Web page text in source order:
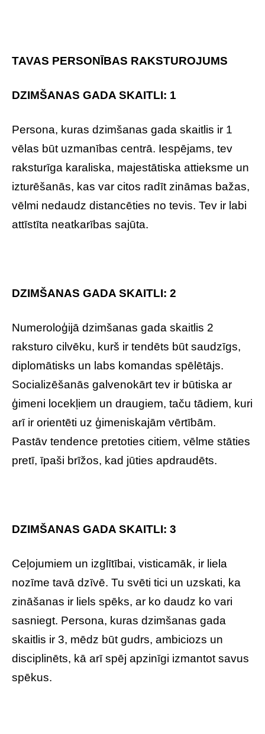
TAVAS PERSONĪBAS RAKSTUROJUMS
DZIMŠANAS GADA SKAITLI: 1
Persona, kuras dzimšanas gada skaitlis ir 1
vēlas būt uzmanības centrā. Iespējams, tev
raksturīga karaliska, majestātiska attieksme un
izturēšanās, kas var citos radīt zināmas bažas,
vēlmi nedaudz distancēties no tevis. Tev ir labi
attīstīta neatkarības sajūta.
DZIMŠANAS GADA SKAITLI: 2
Numeroloģijā dzimšanas gada skaitlis 2
raksturo cilvēku, kurš ir tendēts būt saudzīgs,
diplomātisks un labs komandas spēlētājs.
Socializēšanās galvenokārt tev ir būtiska ar
ģimeni locekļiem un draugiem, taču tādiem, kuri
arī ir orientēti uz ģimeniskajām vērtībām.
Pastāv tendence pretoties citiem, vēlme stāties
pretī, īpaši brīžos, kad jūties apdraudēts.
DZIMŠANAS GADA SKAITLI: 3
Ceļojumiem un izglītībai, visticamāk, ir liela
nozīme tavā dzīvē. Tu svēti tici un uzskati, ka
zināšanas ir liels spēks, ar ko daudz ko vari
sasniegt. Persona, kuras dzimšanas gada
skaitlis ir 3, mēdz būt gudrs, ambiciozs un
disciplinēts, kā arī spēj apzinīgi izmantot savus
spēkus.